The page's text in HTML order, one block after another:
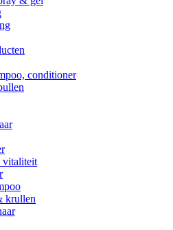
conditioner
vitaliteit
krullen